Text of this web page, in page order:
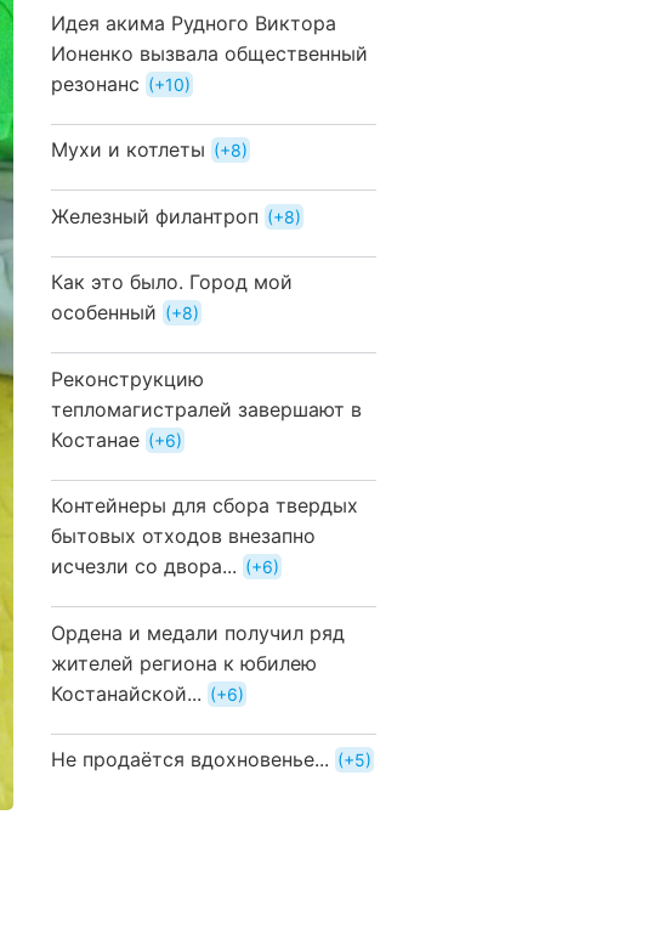
Идея акима Рудного Виктора
Ионенко вызвала общественный
резонанс
+10
Мухи и котлеты +8
Железный филантроп +8
Как это было. Город мой
особенный
+8
Реконструкцию
тепломагистралей завершают в
Костанае
+6
Контейнеры для сбора твердых
бытовых отходов внезапно
исчезли со двора...
+6
Ордена и медали получил ряд
жителей региона к юбилею
Костанайской...
+6
Не продаётся вдохновенье... +5